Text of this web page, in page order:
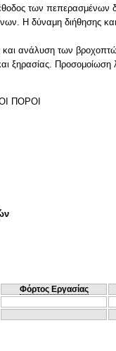
των
H δύναμη διήθησης
και ανάλυση των
ξηρασίας. Προσομοίωση
ΠΟΡΟΙ
Φόρτος Εργασίας